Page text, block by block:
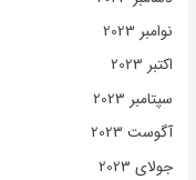
نوامبر 2023
اکتبر 2023
سپتامبر 2023
آگوست 2023
جولای 2023